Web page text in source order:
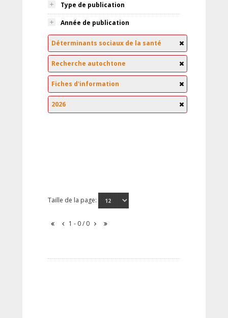
Type de publication
Année de publication
Déterminants sociaux de la santé
Recherche autochtone
Fiches d'information
2026
Taille de la page:
1 - 0 / 0